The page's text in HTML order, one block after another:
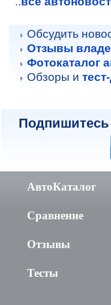
Обсудить
Отзывы
Фотокаталог
Обзоры и
Подпишитесь
АвтоКаталог
Сравнение
Отзывы
Тесты